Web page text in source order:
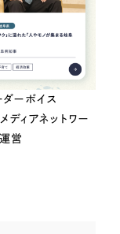
ーボイス
ディアネットワー
営